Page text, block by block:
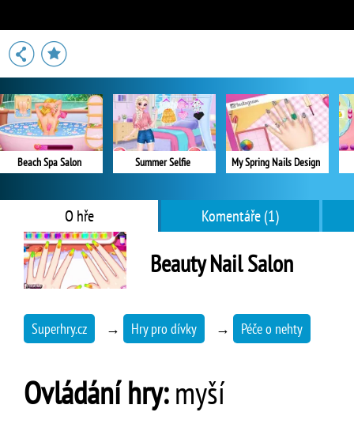
Beach Spa Salon Summer Selfie My Spring Nails Design
O hře Komentáře (1)
Beauty Nail Salon
Superhry.cz → Hry pro dívky → Péče o nehty
Ovládání hry:myší